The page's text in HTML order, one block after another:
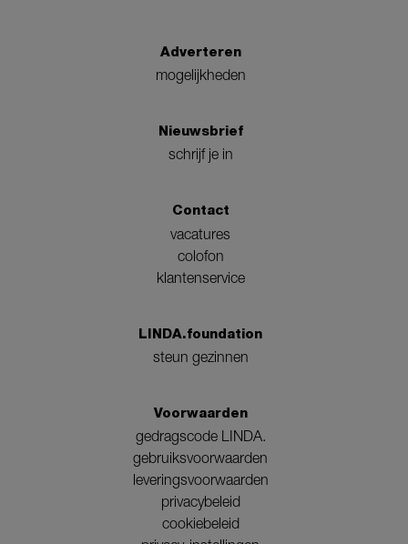
Adverteren
mogelijkheden
Nieuwsbrief
schrijf je in
Contact
vacatures
colofon
klantenservice
LINDA.foundation
steun gezinnen
Voorwaarden
gedragscode LINDA.
gebruiksvoorwaarden
leveringsvoorwaarden
privacybeleid
cookiebeleid